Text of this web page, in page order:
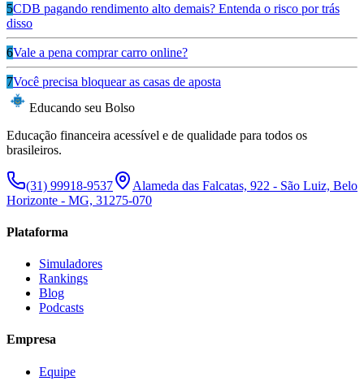
5CDB pagando rendimento alto demais? Entenda o risco por trás
disso
6Vale a pena comprar carro online?
7Você precisa bloquear as casas de aposta
Educando seu Bolso
Educação financeira acessível e de qualidade para todos os
brasileiros.
(31) 99918-9537
Alameda das Falcatas, 922 - São Luiz, Belo
Horizonte - MG, 31275-070
Plataforma
Simuladores
Rankings
Blog
Podcasts
Empresa
Equipe